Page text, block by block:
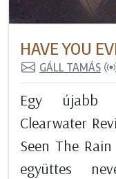
HAVE YOU
GÁLL TAMÁS
Egy újabb
Clearwater
Seen The
együttes